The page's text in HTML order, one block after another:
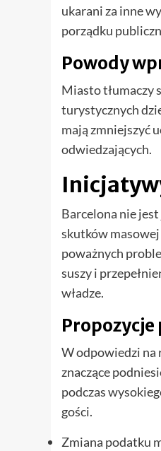
ukarani za inne
porządku
Powody
Miasto tłumaczy
turystycznych
mają zmniejszyć
odwiedzających.
Barcelona nie
skutków
poważnych
suszy i
władze.
W odpowiedzi na
znaczące
podczas
gości.
Zmiana podatku